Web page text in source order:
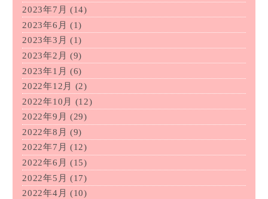
2023年7月 (14)
2023年6月 (1)
2023年3月 (1)
2023年2月 (9)
2023年1月 (6)
2022年12月
(2)
2022年10月
(12)
2022年9月 (29)
2022年8月 (9)
2022年7月 (12)
2022年6月 (15)
2022年5月 (17)
2022年4月 (10)